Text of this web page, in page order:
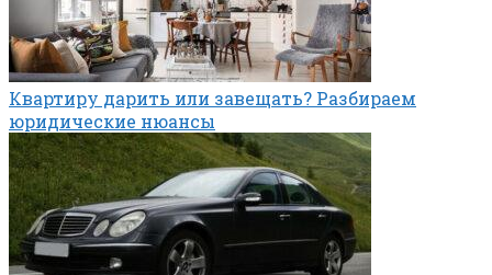
Квартиру дарить или завещать? Разбираем
юридические нюансы